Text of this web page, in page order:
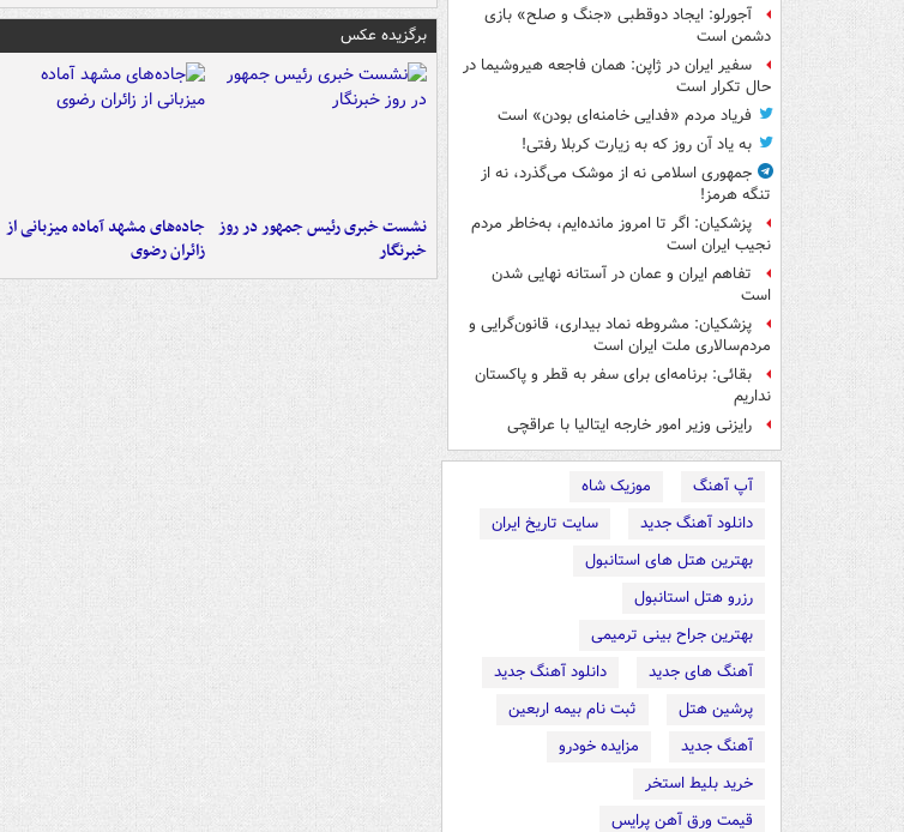
آجورلو: ایجاد دوقطبی «جنگ و صلح‌» بازی
دشمن است
سفیر ایران در ژاپن: همان فاجعه هیروشیما در
حال تکرار است
فریاد مردم «فدایی خامنه‌ای بودن» است
به یاد آن روز که به زیارت کربلا رفتی!
جمهوری اسلامی نه از موشک می‌گذرد، نه از
تنگه هرمز!
پزشکیان: اگر تا امروز مانده‌ایم، به‌خاطر مردم
نجیب ایران است
تفاهم ایران و عمان در آستانه نهایی شدن
است
پزشکیان: مشروطه نماد بیداری، قانون‌گرایی و
مردم‌سالاری ملت ایران است
بقائی: برنامه‌ای برای سفر به قطر و پاکستان
نداریم
رایزنی وزیر امور خارجه ایتالیا با عراقچی
آپ آهنگ
موزیک شاه
دانلود آهنگ جدید
سایت تاریخ ایران
بهترین هتل های استانبول
رزرو هتل استانبول
بهترین جراح بینی ترمیمی
آهنگ های جدید
دانلود آهنگ جدید
پرشین هتل
ثبت نام بیمه اربعین
آهنگ جدید
مزایده خودرو
خرید بلیط استخر
قیمت ورق آهن پرایس
برگزیده عکس
نشست خبری رئیس جمهور در روز
خبرنگار
جاده‌های مشهد آماده میزبانی از
زائران رضوی